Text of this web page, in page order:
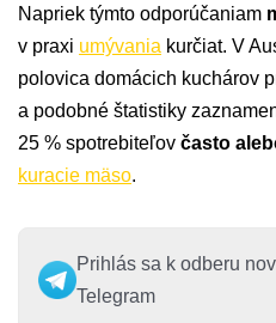
Napriek týmto odporúčaniam
v praxi umývania kurčiat. V
polovica domácich kuchárov
a podobné štatistiky
25 % spotrebiteľov často
kuracie mäso.
Prihlás sa k odberu
Telegram